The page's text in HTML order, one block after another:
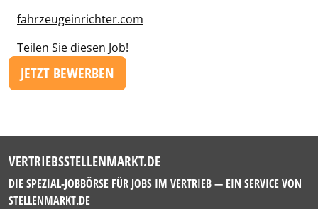
fahrzeugeinrichter.com
Teilen Sie diesen Job!
JETZT BEWERBEN
VERTRIEBSSTELLENMARKT.DE
DIE SPEZIAL-JOBBÖRSE FÜR JOBS IM VERTRIEB — EIN SERVICE VON
STELLENMARKT.DE